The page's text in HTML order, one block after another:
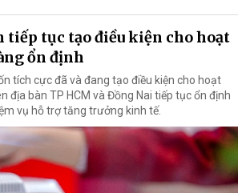
tiếp tục tạo điều kiện cho hoạt
ổn định
tích cực đã và đang tạo điều kiện cho hoạt
địa bàn TP HCM và Đồng Nai tiếp tục ổn định
vụ hỗ trợ tăng trưởng kinh tế.